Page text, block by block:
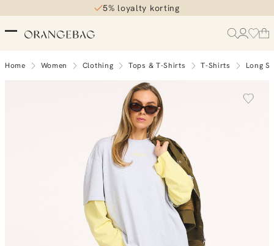
5% loyalty korting
Home Women Clothing Tops & T-Shirts T-Shirts Long